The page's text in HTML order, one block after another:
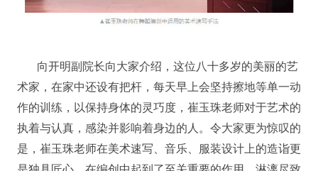
向开明副院长向大家介绍，这位八十多岁的美丽的艺
术家，在家中还设有把杆，每天早上会坚持擦地等单一动
作的训练，以保持身体的灵巧度，崔玉珠老师对于艺术的
执着与认真，感染并影响着身边的人。令大家更为惊叹的
是，崔玉珠老师在美术速写、音乐、服装设计上的造诣更